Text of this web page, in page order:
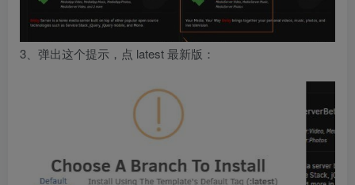
3、弹出这个提示，点 latest 最新版：